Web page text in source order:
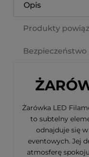
Opis
Produkty
Bezpieczeństwo
Żarówka LED
to subtelny
odnajduje się
eventowych. Jej
atmosferę